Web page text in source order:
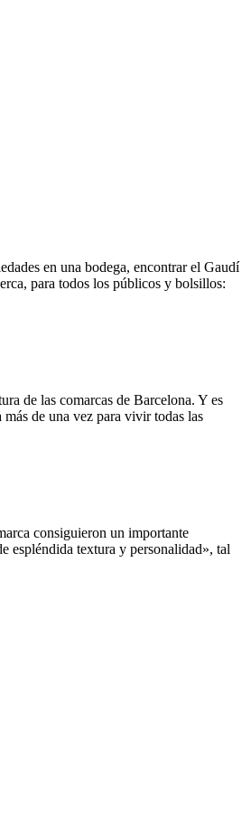
en una bodega, encontrar el Gaudí
para todos los públicos y bolsillos:
de las comarcas de Barcelona. Y es
de una vez para vivir todas las
consiguieron un importante
espléndida textura y personalidad», tal